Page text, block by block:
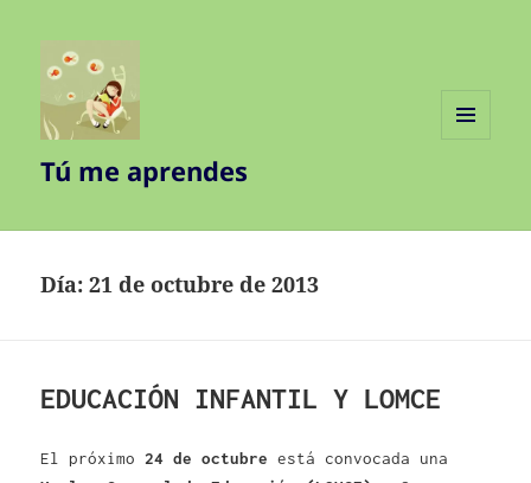
Tú me aprendes
Día:21 de octubre de 2013
EDUCACIÓN INFANTIL Y LOMCE
El próximo24 de octubre está convocada una